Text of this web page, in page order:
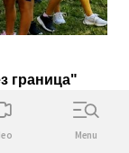
граница"
Menu